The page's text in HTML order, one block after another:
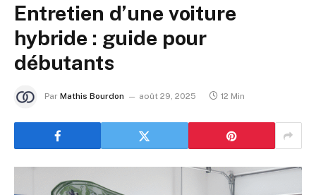
Entretien d’une voiture
hybride : guide pour
débutants
Par Mathis Bourdon août 29, 2025 12 Min